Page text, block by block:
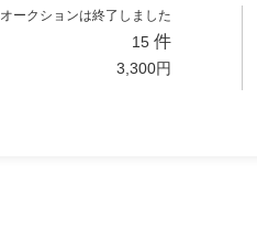
オークションは終了しました
15 件
3,300円